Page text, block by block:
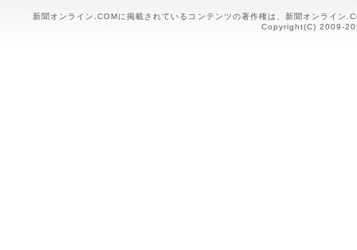
新聞オンライン.COMに掲載されているコンテンツの著作権は、新聞オンライン
Copyright(C) 2009-